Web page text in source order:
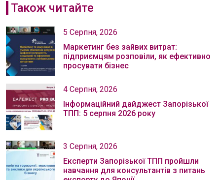
Також читайте
5 Серпня, 2026
Маркетинг без зайвих витрат:
підприємцям розповіли, як ефективно
просувати бізнес
4 Серпня, 2026
Інформаційний дайджест Запорізької
ТПП: 5 серпня 2026 року
3 Серпня, 2026
Експерти Запорізької ТПП пройшли
навчання для консультантів з питань